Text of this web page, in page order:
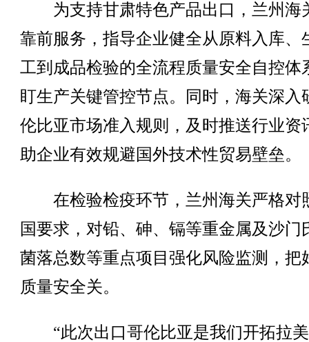
为支持甘肃特色产品出口，兰州海
靠前服务，指导企业健全从原料入库、
工到成品检验的全流程质量安全自控体
盯生产关键管控节点。同时，海关深入
伦比亚市场准入规则，及时推送行业资
助企业有效规避国外技术性贸易壁垒。
在检验检疫环节，兰州海关严格对
国要求，对铅、砷、镉等重金属及沙门
菌落总数等重点项目强化风险监测，把
质量安全关。
“此次出口哥伦比亚是我们开拓拉